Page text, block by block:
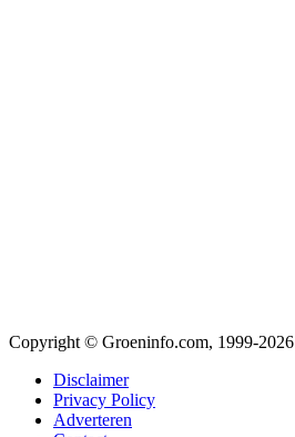
Copyright © Groeninfo.com, 1999-2026
Disclaimer
Privacy Policy
Adverteren